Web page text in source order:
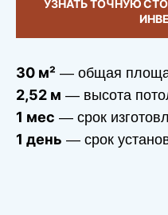
УЗНАТЬ ТОЧНУЮ
30 м² — общая
2,52 м — высота
1 мес — срок
1 день — срок